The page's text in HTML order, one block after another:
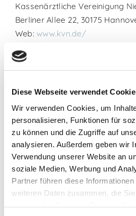
Diese Webseite verwendet
Wir verwenden Cookies, um
personalisieren, Funktionen für
zu können und die Zugriffe auf
analysieren. Außerdem geben wir
Verwendung unserer Website an
soziale Medien, Werbung und
Partner führen diese
weiteren Daten zusammen, die
Kassenärztliche Vereinigung
Berliner Allee 22, 30175
Web:www.kvn.de/
Zuständige
Ärztekammer Niedersachsen
Web:www.aekn.de/aekn/
Berufsrechtliche Regeln
Berufsordnung der
Niedersachsen, einsehbar
www.aekn.de/fileadmin/
recht/berufsrecht-
niedersachsen/